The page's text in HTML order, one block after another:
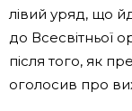
лівий уряд, що
до Всесвітньої
після того, як
оголосив про